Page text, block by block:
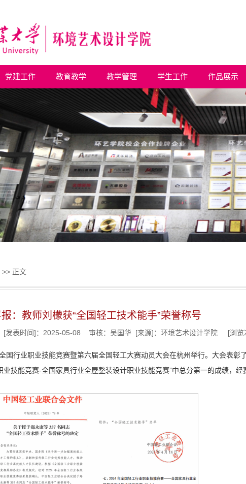
党建工作 教育教学 教学管理 学生工作 作品展示
>> 正文
：教师刘檬获“全国轻工技术能手”荣誉称号
发表时间]：2025-05-08 审核：吴国华 [来源]：环境艺术设计学院 [浏览
国行业职业技能竞赛暨第六届全国轻工大赛动员大会在杭州举行。大会表彰
技能竞赛-全国家具行业全屋整装设计职业技能竞赛”中总分第一的成绩，经